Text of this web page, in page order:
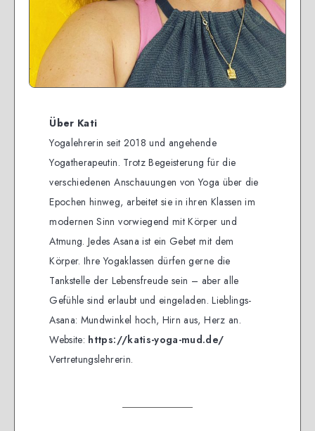
Über Kati
Yogalehrerin seit 2018 und angehende
Yogatherapeutin. Trotz Begeisterung für die
verschiedenen Anschauungen von Yoga über die
Epochen hinweg, arbeitet sie in ihren Klassen im
modernen Sinn vorwiegend mit Körper und
Atmung. Jedes Asana ist ein Gebet mit dem
Körper. Ihre Yogaklassen dürfen gerne die
Tankstelle der Lebensfreude sein – aber alle
Gefühle sind erlaubt und eingeladen. Lieblings-
Asana: Mundwinkel hoch, Hirn aus, Herz an.
Website: https://katis-yoga-mud.de/
Vertretungslehrerin.